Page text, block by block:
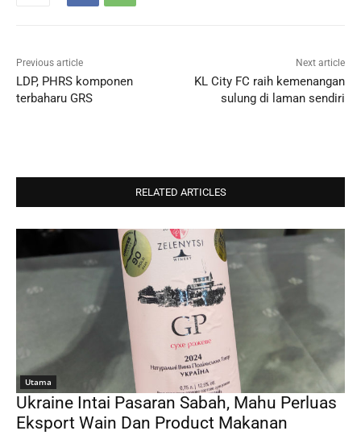
Previous article
LDP, PHRS komponen
terbaharu GRS
Next article
KL City FC raih kemenangan
sulung di laman sendiri
RELATED ARTICLES
Utama
Ukraine Intai Pasaran Sabah, Mahu Perluas
Eksport Wain Dan Product Makanan